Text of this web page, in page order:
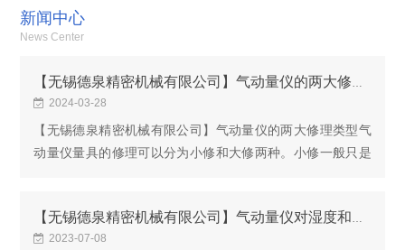
新闻中心
News Center
【无锡德泉精密机械有限公司】气动量仪的两大修理类型
2024-03-28
【无锡德泉精密机械有限公司】气动量仪的两大修理类型气
动量仪量具的修理可以分为小修和大修两种。小修一般只是
【无锡德泉精密机械有限公司】气动量仪对湿度和环境因素有哪些需求
2023-07-08